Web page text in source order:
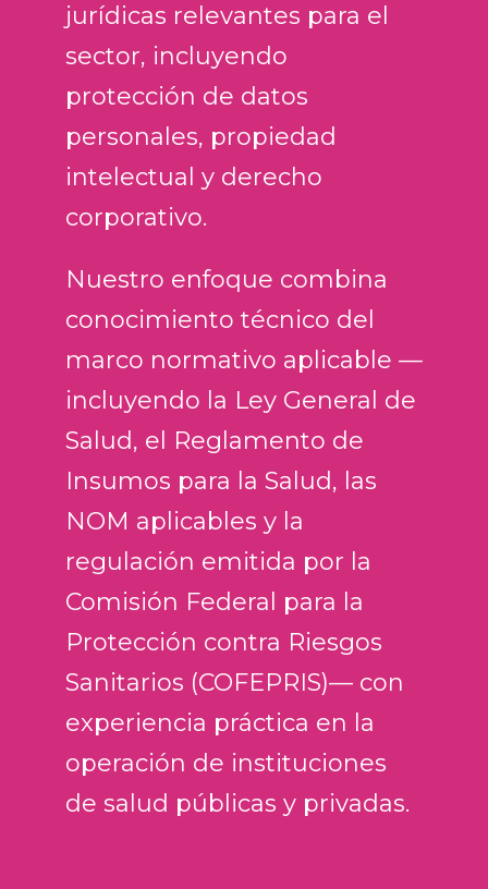
jurídicas relevantes para el
sector, incluyendo
protección de datos
personales, propiedad
intelectual y derecho
corporativo.
Nuestro enfoque combina
conocimiento técnico del
marco normativo aplicable —
incluyendo la Ley General de
Salud, el Reglamento de
Insumos para la Salud, las
NOM aplicables y la
regulación emitida por la
Comisión Federal para la
Protección contra Riesgos
Sanitarios (COFEPRIS)— con
experiencia práctica en la
operación de instituciones
de salud públicas y privadas.